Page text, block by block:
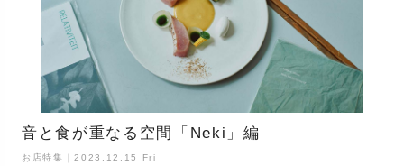
音と食が重なる空間「Neki」編
お店特集｜2023.12.15 Fri